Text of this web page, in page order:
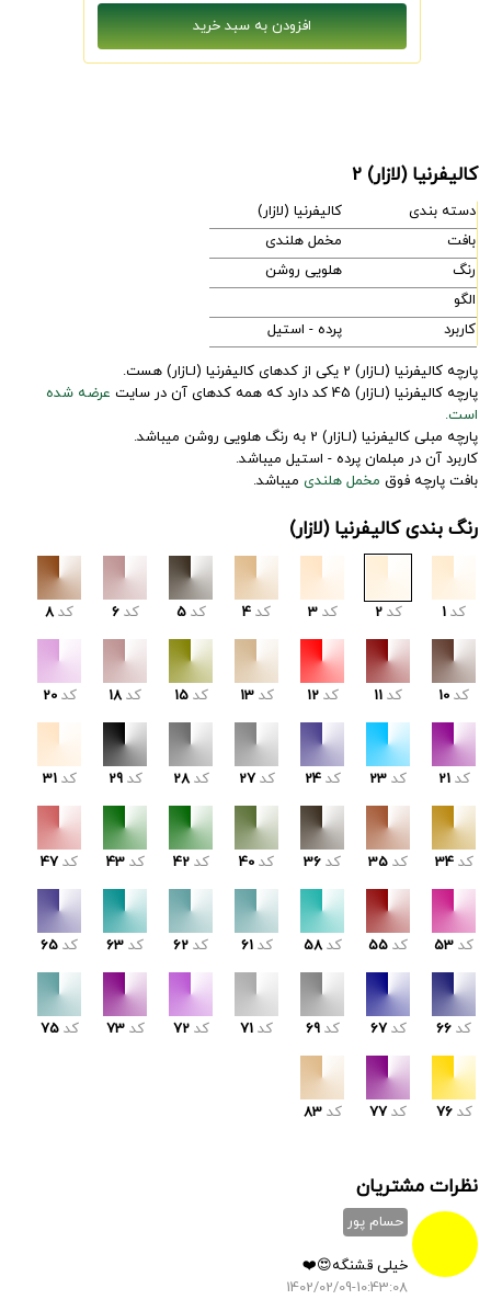
کالیفرنیا (لازار) 2
دسته بندی
کالیفرنیا (لازار)
بافت
مخمل هلندی
رنگ
هلویی روشن
الگو
کاربرد
پرده - استیل
پارچه کالیفرنیا (لـازار) 2 یکی از کدهای کالیفرنیا (لـازار) هست.
پارچه کالیفرنیا (لـازار) 45 کد دارد که همه کدهای آن در سایت
عرضه شده
است.
پارچه مبلی کالیفرنیا (لـازار) 2 به رنگ هلویی روشن میباشد.
کاربرد آن در مبلمان پرده - استیل میباشد.
بافت پارچه فوق مخمل هلندی میباشد.
رنگ بندی کالیفرنیا (لازار)
کد 1 کد 2 کد 3 کد 4 کد 5 کد 6 کد 8
کد 10 کد 11 کد 12 کد 13 کد 15 کد 18 کد 20
کد 21 کد 23 کد 24 کد 27 کد 28 کد 29 کد 31
کد 34 کد 35 کد 36 کد 40 کد 42 کد 43 کد 47
کد 53 کد 55 کد 58 کد 61 کد 62 کد 63 کد 65
کد 66 کد 67 کد 69 کد 71 کد 72 کد 73 کد 75
کد 76 کد 77 کد 83
نظرات مشتریان
حسام پور
خیلی قشنگه😍❤️
1402/02/09-10:43:08